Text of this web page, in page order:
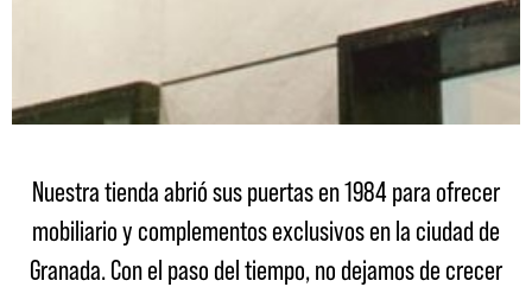
Nuestra tienda abrió sus puertas en 1984 para ofrecer
mobiliario y complementos exclusivos en la ciudad de
Granada. Con el paso del tiempo, no dejamos de crecer